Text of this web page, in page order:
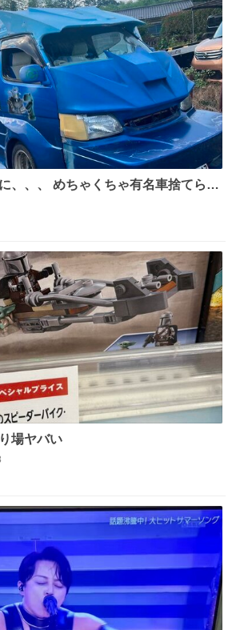
、、、 めちゃくちゃ有名車捨てられ
ろだし、、 中も何にも残ってない
まで数十年お疲れ様でした、、 #バ
場ヤバい